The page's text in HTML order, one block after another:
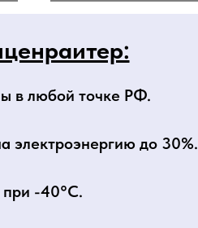
в любой точке РФ.
электроэнергию до 30%.
-40°C.